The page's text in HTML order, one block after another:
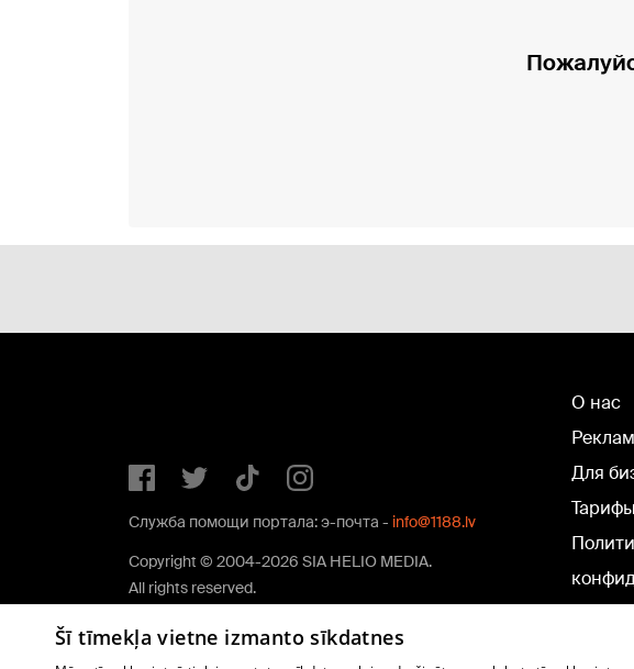
Служба помощи портала: э-почта - info@1188.lv
Copyright © 2004-2026 SIA HELIO MEDIA.
All rights reserved.
О нас
Для
Тарифы
Šī tīmekļa vietne izmanto sīkdatnes